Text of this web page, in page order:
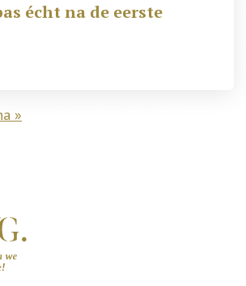
écht na de eerste
»